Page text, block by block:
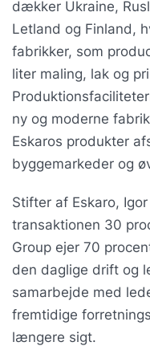
dækker Ukraine,
Letland og Finland,
fabrikker, som
liter maling, lak og
ny og moderne
Eskaros produkter
byggemarkeder og
Stifter af Eskaro,
transaktionen 30
Group ejer 70
den daglige drift og
samarbejde med
fremtidige
længere sigt.